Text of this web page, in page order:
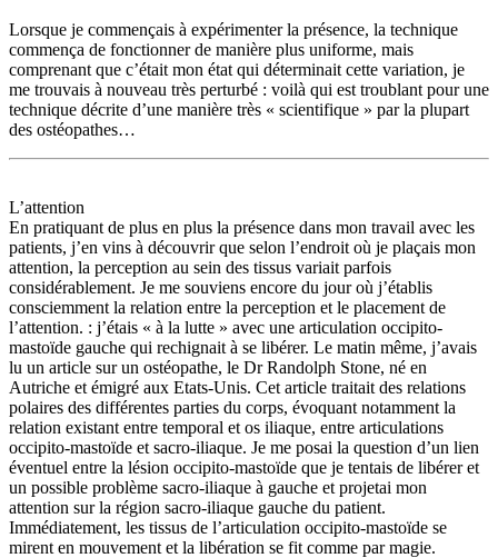
Lorsque je commençais à expérimenter la présence, la technique
commença de fonctionner de manière plus uniforme, mais
comprenant que c’était mon état qui déterminait cette variation, je
me trouvais à nouveau très perturbé : voilà qui est troublant pour une
technique décrite d’une manière très « scientifique » par la plupart
des ostéopathes…
L’attention
En pratiquant de plus en plus la présence dans mon travail avec les
patients, j’en vins à découvrir que selon l’endroit où je plaçais mon
attention, la perception au sein des tissus variait parfois
considérablement. Je me souviens encore du jour où j’établis
consciemment la relation entre la perception et le placement de
l’attention. : j’étais « à la lutte » avec une articulation occipito-
mastoïde gauche qui rechignait à se libérer. Le matin même, j’avais
lu un article sur un ostéopathe, le Dr Randolph Stone, né en
Autriche et émigré aux Etats-Unis. Cet article traitait des relations
polaires des différentes parties du corps, évoquant notamment la
relation existant entre temporal et os iliaque, entre articulations
occipito-mastoïde et sacro-iliaque. Je me posai la question d’un lien
éventuel entre la lésion occipito-mastoïde que je tentais de libérer et
un possible problème sacro-iliaque à gauche et projetai mon
attention sur la région sacro-iliaque gauche du patient.
Immédiatement, les tissus de l’articulation occipito-mastoïde se
mirent en mouvement et la libération se fit comme par magie.